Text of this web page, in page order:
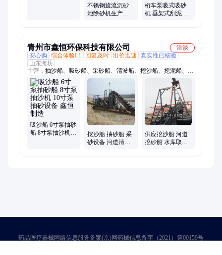
不锈钢旋流沉砂
池除砂机生产厂
桁车泵吸式吸砂
机 垂架式刮泥机
青州市鑫恒环保科技有限公司
洽谈
安心购
综合体验L1 回复及时 出价迅速
真实性已核验
山东潍坊
主营： 抽沙船、吸砂船、采砂船、清淤船、挖沙船、挖泥船、挖
斗提升机、抽砂船、洗砂机、破碎制沙机、运沙船、细沙回收
机、挖斗洗沙机、球磨制砂机、轮式洗沙机、吸沙船、筛沙机、
洗沙机、筛砂机、螺旋洗沙机、抽沙机、脱水筛、淘金船、割边
船、挖沙斗
吸沙船 6寸泵抽砂
船 8寸泵抽沙机
挖沙船 抽砂船 采
砂设备 河道清淤
供应挖沙船 河道
挖砂船 水库取沙
药品医疗器械网络信息服务备案(京)网药械信息备字（2021）第00159号